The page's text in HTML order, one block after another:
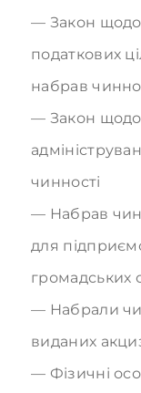
Закон
податкових
набрав
Закон
чинності
Набрав
для
громадських
Набрали
виданих
Фізичні